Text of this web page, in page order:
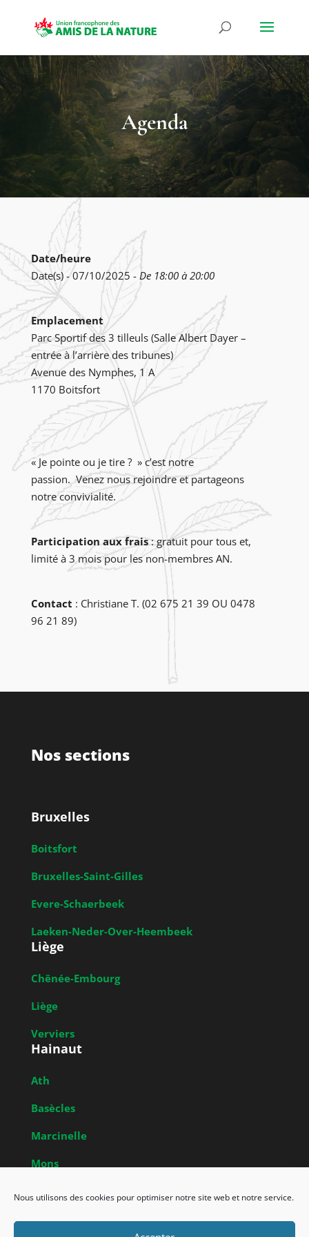
Nous utilisons des cookies pour optimiser notre site web et notre service.
Agenda
Date/heure
Date(s) - 07/10/2025 - De 18:00 à 20:00
Emplacement
Parc Sportif des 3 tilleuls (Salle Albert Dayer –
entrée à l’arrière des tribunes)
Avenue des Nymphes, 1 A
1170 Boitsfort
« Je pointe ou je tire ? » c’est notre
passion. Venez nous rejoindre et partageons
notre convivialité.
Participation aux frais: gratuit pour tous et,
limité à 3 mois pour les non-membres AN.
Contact : Christiane T. (02 675 21 39 OU 0478
96 21 89)
Nos sections
Bruxelles
Boitsfort
Bruxelles-Saint-Gilles
Evere-Schaerbeek
Laeken-Neder-Over-Heembeek
Liège
Chênée-Embourg
Liège
Verviers
Hainaut
Ath
Basècles
Marcinelle
Mons
Obrecheuil